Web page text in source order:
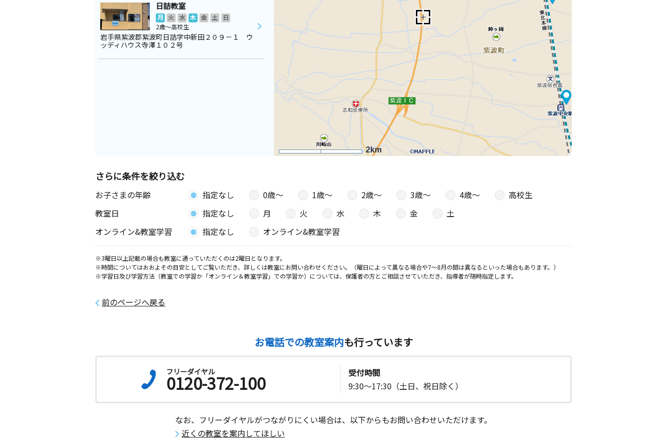
2km
日詰教室
月 火 水 木 金 土
日
2歳～高校生
岩手県紫波郡紫波町日詰字中新田２０９－１ ウ
ッディハウス寺澤１０２号
さらに条件を絞り込む
お子さまの年齢 指定なし 0歳〜 1歳〜 2歳〜 3歳〜 4歳〜
高校生
教室日
指定なし 月 火 水 木 金
土
オンライン&教室学習
指定なし オンライン&教室学習
※3曜日以上記載の場合も教室に通っていただくのは2曜日となります。
※時間についてはおおよその目安としてご覧いただき、詳しくは教室にお問い合わせください。（曜日によって異なる場合や7～8月の間は異なるといった場合もあります。）
※学習日及び学習方法（教室での学習か「オンライン＆教室学習」での学習か）については、保護者の方とご相談させていただき、指導者が随時指定します。
前のページへ戻る
お電話での教室案内も行っています
フリーダイヤル
0120-372-100
受付時間
9:30～17:30（土日、祝日除く）
なお、フリーダイヤルがつながりにくい場合は、以下からもお問い合わせいただけます。
近くの教室を案内してほしい